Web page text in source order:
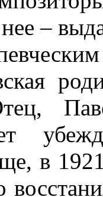
–
в